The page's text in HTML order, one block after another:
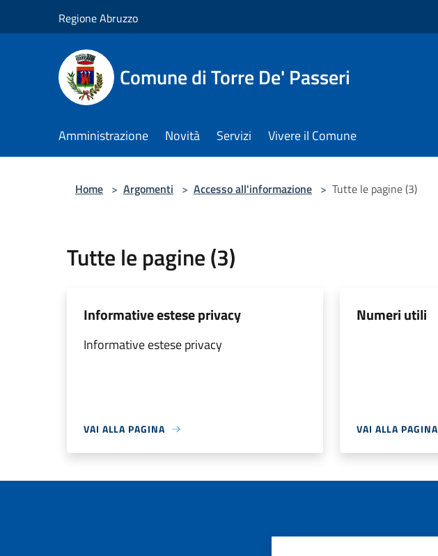
Regione Abruzzo
Comune di Torre De' Passeri
Amministrazione Novità Servizi Vivere il Comune
Home > Argomenti > Accesso all'informazione > Tutte le pagine (3)
Tutte le pagine (3)
Informative estese privacy
Informative estese privacy
VAI ALLA PAGINA
Numeri utili
VAI ALLA PAGINA